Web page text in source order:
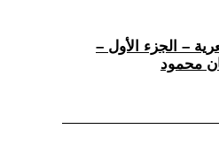
– الجزء الأول –
محمود